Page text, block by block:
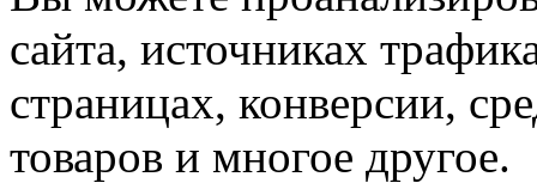
сайта, источниках
страницах, конверсии,
товаров и многое другое.